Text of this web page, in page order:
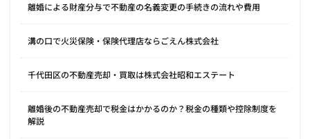
離婚による財産分与で不動産の名義変更の手続きの流れや費用
溝の口で火災保険・保険代理店ならごえん株式会社
千代田区の不動産売却・買取は株式会社昭和エステート
離婚後の不動産売却で税金はかかるのか？税金の種類や控除制度を
解説